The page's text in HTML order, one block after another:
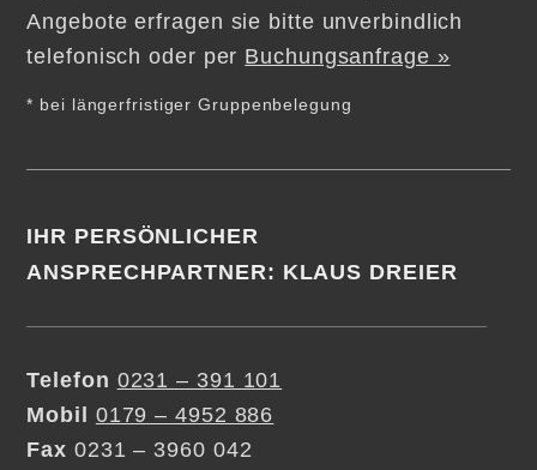
Angebote erfragen sie bitte unverbindlich
telefonisch oder per Buchungsanfrage »
* bei längerfristiger Gruppenbelegung
IHR PERSÖNLICHER
ANSPRECHPARTNER: KLAUS DREIER
Telefon 0231 – 391 101
Mobil 0179 – 4952 886
Fax 0231 – 3960 042